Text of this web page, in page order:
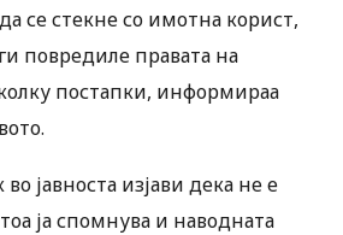
се стекне со имотна корист,
повредиле правата на
постапки, информираа
јавноста изјави дека не е
ја спомнува и наводната